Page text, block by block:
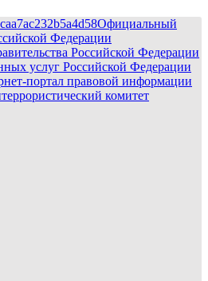
Официальный
Федерации
Российской Федерации
услуг Российской Федерации
портал правовой информации
комитет